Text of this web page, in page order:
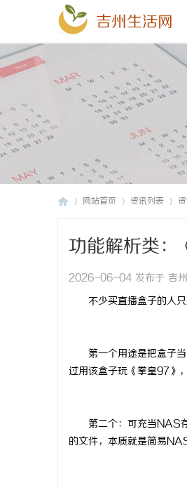
吉州生活网
网站首页 资讯列表
功能解析类：
2026-06-04 发布于 吉州
不少买直播盒子的人
第一个用途是把盒子
过用该盒子玩《拳皇97 》
第二个：可充当NAS
的文件，本质就是简易